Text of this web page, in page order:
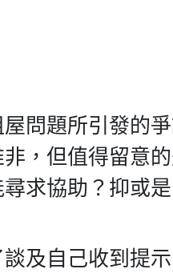
問題所引發的
，但值得留意
求協助？抑或
及自己收到提